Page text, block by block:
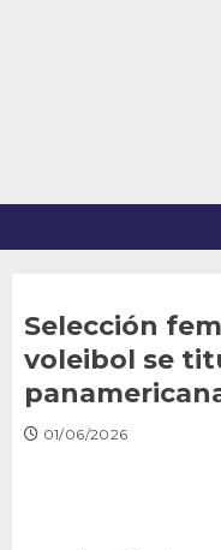
Selección
voleibol se
01/06/2026